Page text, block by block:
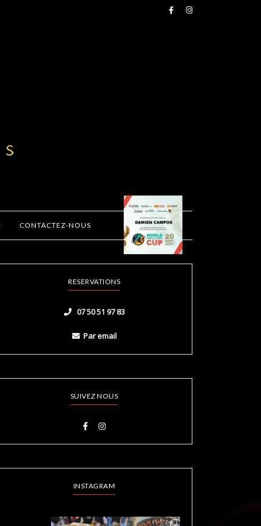
CONTACTEZ-NOUS
RESERVATIONS
07 50 51 97 83
Par email
SUIVEZ NOUS
INSTAGRAM